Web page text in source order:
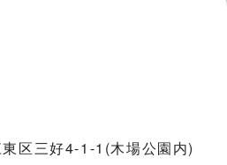
区三好4-1-1(木場公園内)